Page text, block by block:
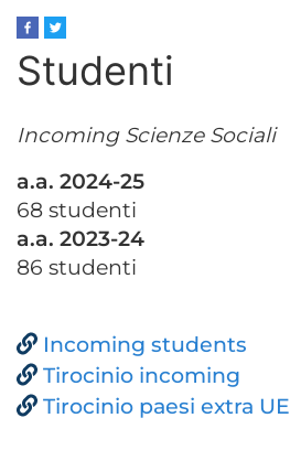
Studenti
Incoming Scienze Sociali
a.a. 2024-25
68 studenti
a.a. 2023-24
86 studenti
Incoming students
Tirocinio incoming
Tirocinio paesi extra UE